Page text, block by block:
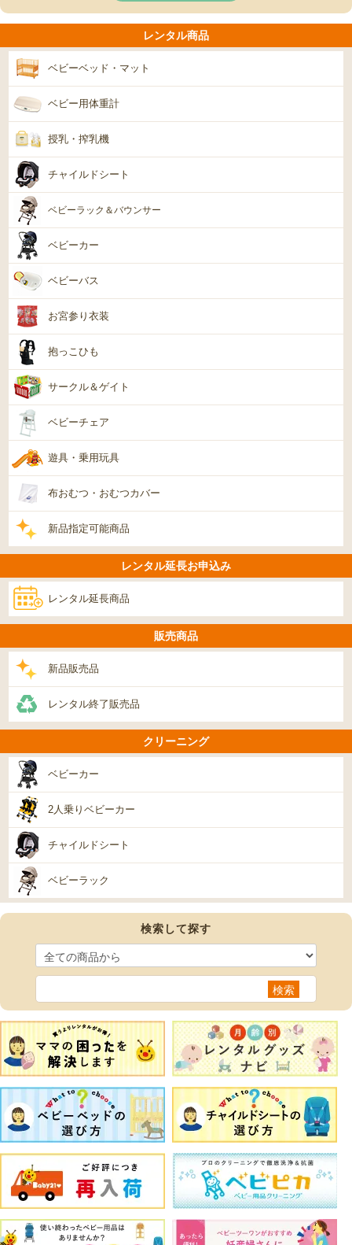
レンタル商品
ベビーベッド・マット
ベビー用体重計
授乳・搾乳機
チャイルドシート
ベビーラック＆バウンサー
ベビーカー
ベビーバス
お宮参り衣装
抱っこひも
サークル＆ゲイト
ベビーチェア
遊具・乗用玩具
布おむつ・おむつカバー
新品指定可能商品
レンタル延長お申込み
レンタル延長商品
販売商品
新品販売品
レンタル終了販売品
クリーニング
ベビーカー
2人乗りベビーカー
チャイルドシート
ベビーラック
検索して探す
検索